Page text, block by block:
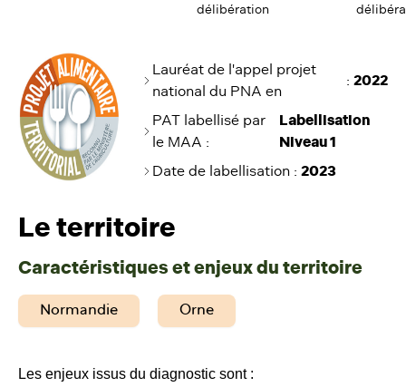
délibération
Lauréat de l'appel projet
national du PNA en
: 2022
PAT labellisé par
le MAA :
Labellisation
Niveau 1
Date de labellisation : 2023
Le territoire
Caractéristiques et enjeux du territoire
Normandie Orne
Les enjeux issus du diagnostic sont :